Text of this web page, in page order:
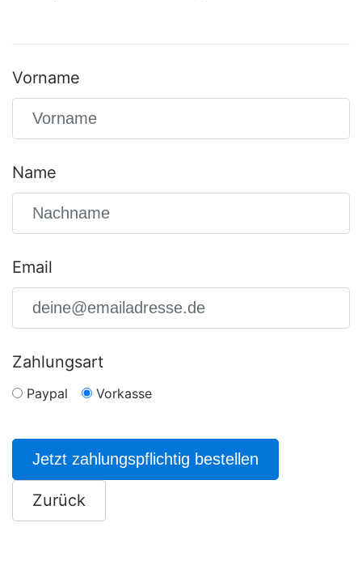
Vorname
Name
Email
Zahlungsart
Paypal Vorkasse
Jetzt zahlungspflichtig bestellen
Zurück